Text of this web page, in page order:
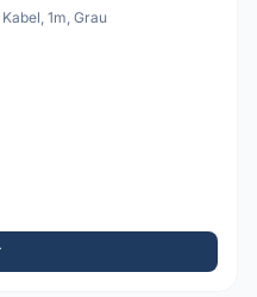
1m, Grau